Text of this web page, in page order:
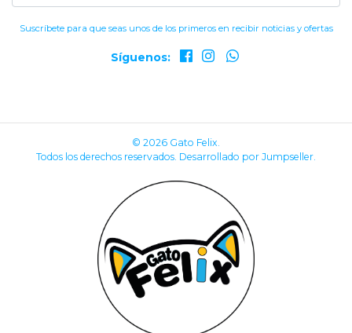
Suscríbete para que seas unos de los primeros en recibir noticias y ofertas
Síguenos:
© 2026 Gato Felix.
Todos los derechos reservados. Desarrollado por Jumpseller.